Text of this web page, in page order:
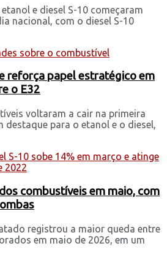
e diesel S-10 começaram
nacional, com o diesel S-10
reforça papel estratégico em
o E32
voltaram a cair na primeira
destaque para o etanol e o diesel,
combustíveis em maio, com
registrou a maior queda entre
em maio de 2026, em um